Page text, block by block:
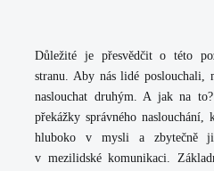
Důležité je přesvědčit o této
stranu. Aby nás lidé poslouchali,
naslouchat druhým. A jak na
překážky správného naslouchání,
hluboko v mysli a zbytečně
v mezilidské komunikaci.